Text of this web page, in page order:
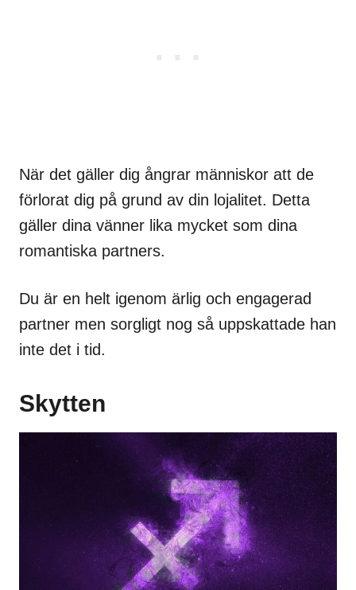
När det gäller dig ångrar människor att de
förlorat dig på grund av din lojalitet. Detta
gäller dina vänner lika mycket som dina
romantiska partners.
Du är en helt igenom ärlig och engagerad
partner men sorgligt nog så uppskattade han
inte det i tid.
Skytten